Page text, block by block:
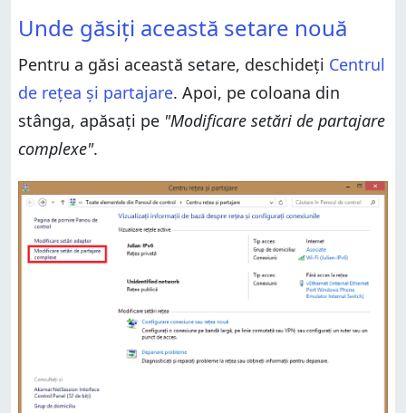
conectate la rețea?
Concluzie
Ce face configurarea automată a dispozitivelor
Concluzie
Unde găsiți această setare nouă
Pentru a găsi această setare, deschideți Centrul
de rețea și partajare. Apoi, pe coloana din
stânga, apăsați pe "Modificare setări de partajare
complexe".